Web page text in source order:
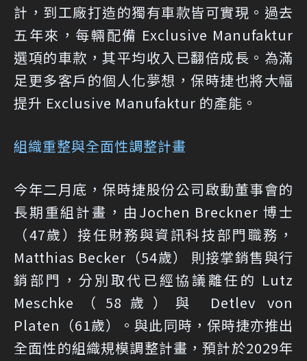
計，到工廠打造的獨有車款皆可實現。過去
五年來，每輛配備 Exclusive Manufaktur
選項的車款，其平均收入已翻倍成長。為滿
足更多客戶的個人化夢想，保時捷也將大幅
提升 Exclusive Manufaktur 的產能。
組織重整與全面性調整計畫
今年二月底，保時捷股份公司啟動董事會的
長期重組計畫，由Jochen Breckner 博士
（47歲）接任財務與資訊科技部門職務，
Matthias Becker（54歲） 則接掌銷售與行
銷部門，分別取代已經協議離任的 Lutz
Meschke（58歲）與 Detlev von
Platen（61歲）。與此同時，保時捷亦推出
全面性的組織規模調整計畫，預計於2029年